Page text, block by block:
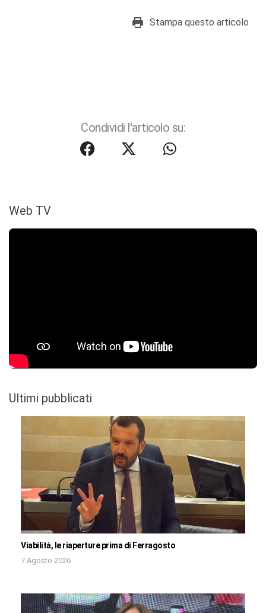
Stampa questo articolo
Condividi l'articolo su:
Web TV
Ultimi pubblicati
Viabilità, le riaperture prima di Ferragosto
7 Agosto 2026